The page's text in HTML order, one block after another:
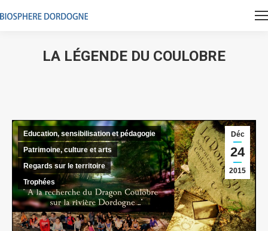
LA LÉGENDE DU COULOBRE
Déc
24
2015
Education, sensibilisation et pédagogie
Patrimoine, culture et arts
Regards sur le territoire
Trophées